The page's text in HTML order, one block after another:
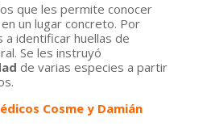
que les permite conocer
un lugar concreto. Por
a identificar huellas de
Se les instruyó
de varias especies a partir
Cosme y Damián